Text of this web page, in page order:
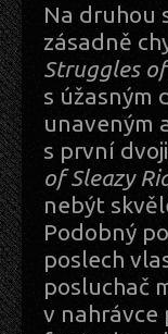
Na druhou
zásadně
Struggles
s úžasným
unaveným
s první
of Sleazy
nebýt
Podobný
poslech
posluchač
v nahrávce